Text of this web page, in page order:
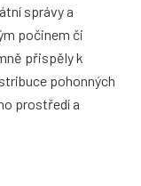
správy a
počinem či
přispěly k
pohonných
prostředí a